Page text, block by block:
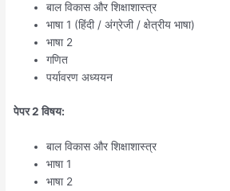
बाल विकास और शिक्षाशास्त्र
भाषा 1 (हिंदी / अंग्रेजी / क्षेत्रीय भाषा)
भाषा 2
गणित
पर्यावरण अध्ययन
पेपर 2 विषय:
बाल विकास और शिक्षाशास्त्र
भाषा 1
भाषा 2